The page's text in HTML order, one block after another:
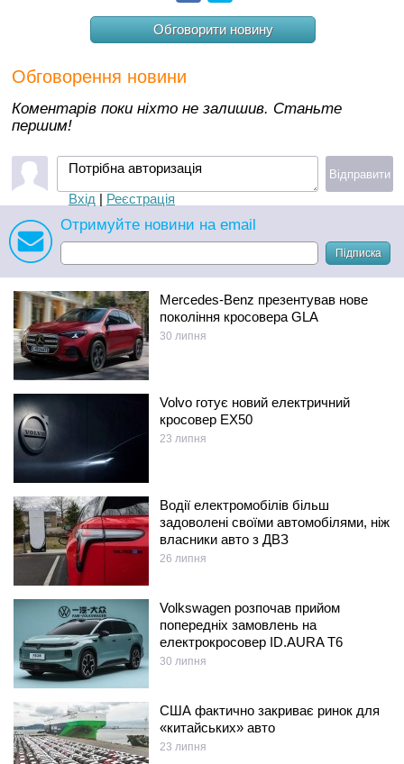
Обговорити новину
Обговорення новини
Коментарів поки ніхто не залишив. Станьте
першим!
Потрібна авторизація
Вхід | Реєстрація
Відправити
Отримуйте новини на email
Підписка
Mercedes-Benz презентував нове
покоління кросовера GLA
30 липня
Volvo готує новий електричний
кросовер EX50
23 липня
Водії електромобілів більш
задоволені своїми автомобілями, ніж
власники авто з ДВЗ
26 липня
Volkswagen розпочав прийом
попередніх замовлень на
електрокросовер ID.AURA T6
30 липня
США фактично закриває ринок для
«китайських» авто
23 липня